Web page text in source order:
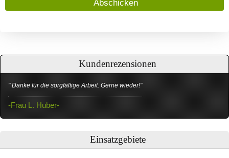
Kundenrezensionen
" Danke für die sorgfältige Arbeit. Gerne wieder!"
-Frau L. Huber-
Einsatzgebiete